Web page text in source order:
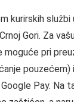
kurirskih službi
Gori. Za
moguće pri
pouzećem)
Pay. Na